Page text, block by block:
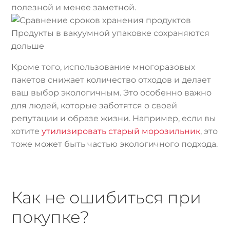
полезной и менее заметной.
Продукты в вакуумной упаковке сохраняются
дольше
Кроме того, использование многоразовых
пакетов снижает количество отходов и делает
ваш выбор экологичным. Это особенно важно
для людей, которые заботятся о своей
репутации и образе жизни. Например, если вы
хотитеутилизировать старый морозильник, это
тоже может быть частью экологичного подхода.
Как не ошибиться при
покупке?